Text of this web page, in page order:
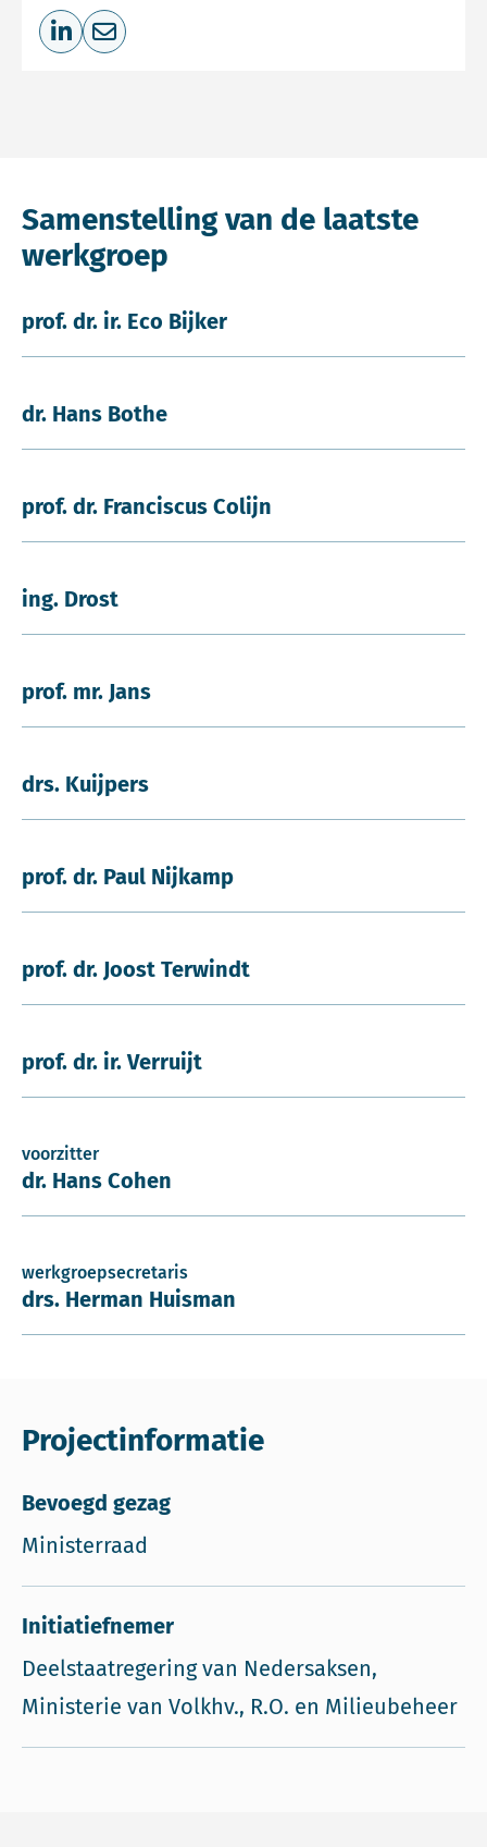
Deel op LinkedIn
Deel via e-mail
Samenstelling van de laatste
werkgroep
prof. dr. ir. Eco Bijker
dr. Hans Bothe
prof. dr. Franciscus Colijn
ing. Drost
prof. mr. Jans
drs. Kuijpers
prof. dr. Paul Nijkamp
prof. dr. Joost Terwindt
prof. dr. ir. Verruijt
voorzitter
dr. Hans Cohen
werkgroepsecretaris
drs. Herman Huisman
Projectinformatie
Bevoegd gezag
Ministerraad
Initiatiefnemer
Deelstaatregering van Nedersaksen,
Ministerie van Volkhv., R.O. en Milieubeheer